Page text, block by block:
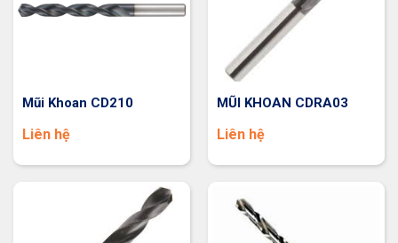
Mũi Khoan CD210
Liên hệ
MŨI KHOAN CDRA03
Liên hệ